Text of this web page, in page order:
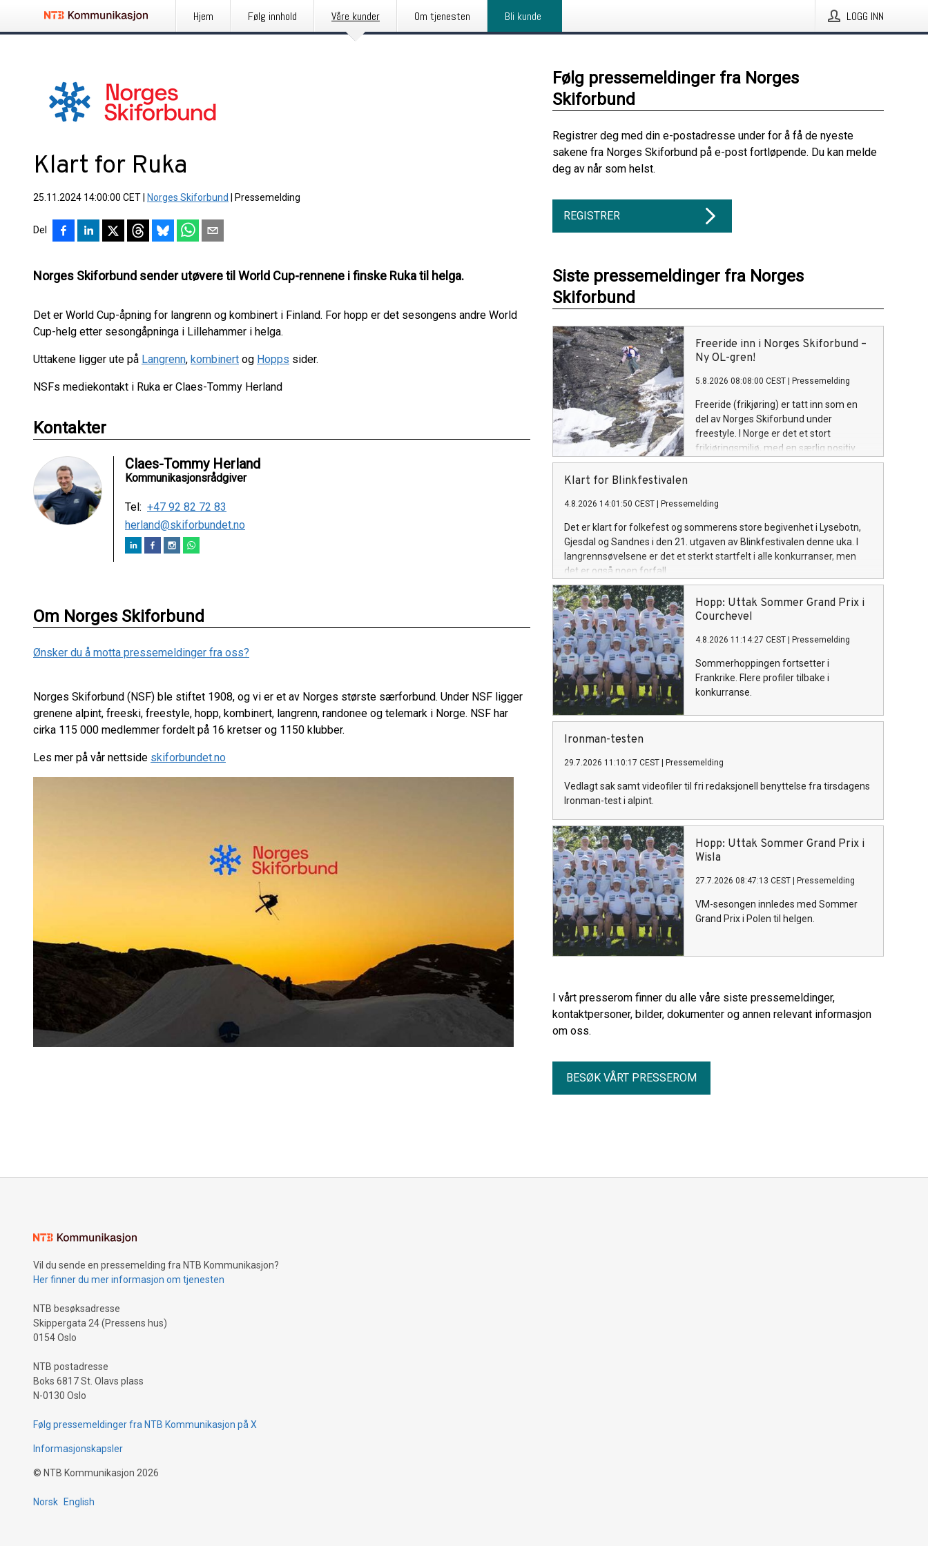
Hjem Følg innhold Våre kunder Om tjenesten Bli kunde LOGG INN
Klart for Ruka
25.11.2024 14:00:00 CET Norges Skiforbund Pressemelding
Del
Norges Skiforbund sender utøvere til World Cup-rennene i finske Ruka til helga.
Det er World Cup-åpning for langrenn og kombinert i Finland. For hopp er det sesongens andre World
Cup-helg etter sesongåpninga i Lillehammer i helga.
Uttakene ligger ute på Langrenn, kombinert og Hopps sider.
NSFs mediekontakt i Ruka er Claes-Tommy Herland
Kontakter
Claes-Tommy Herland
Kommunikasjonsrådgiver
Tel: +47 92 82 72 83
herland@skiforbundet.no
Om Norges Skiforbund
Ønsker du å motta pressemeldinger fra oss?
Norges Skiforbund (NSF) ble stiftet 1908, og vi er et av Norges største særforbund. Under NSF ligger
grenene alpint, freeski, freestyle, hopp, kombinert, langrenn, randonee og telemark i Norge. NSF har
cirka 115 000 medlemmer fordelt på 16 kretser og 1150 klubber.
Les mer på vår nettside skiforbundet.no
Følg pressemeldinger fra Norges
Skiforbund
Registrer deg med din e-postadresse under for å få de nyeste
sakene fra Norges Skiforbund på e-post fortløpende. Du kan melde
deg av når som helst.
REGISTRER
Siste pressemeldinger fra Norges
Skiforbund
Freeride inn i Norges Skiforbund –
Ny OL-gren!
5.8.2026 08:08:00 CEST Pressemelding
Freeride (frikjøring) er tatt inn som en
del av Norges Skiforbund under
freestyle. I Norge er det et stort
frikjøringsmiljø, med en særlig positiv
utvikling blant unge. Om fire år får
Klart for Blinkfestivalen
4.8.2026 14:01:50 CEST Pressemelding
Det er klart for folkefest og sommerens store begivenhet i Lysebotn,
Gjesdal og Sandnes i den 21. utgaven av Blinkfestivalen denne uka. I
langrennsøvelsene er det et sterkt startfelt i alle konkurranser, men
det er også noen forfall.
Hopp: Uttak Sommer Grand Prix i
Courchevel
4.8.2026 11:14:27 CEST Pressemelding
Sommerhoppingen fortsetter i
Frankrike. Flere profiler tilbake i
konkurranse.
Ironman-testen
29.7.2026 11:10:17 CEST Pressemelding
Vedlagt sak samt videofiler til fri redaksjonell benyttelse fra tirsdagens
Ironman-test i alpint.
Hopp: Uttak Sommer Grand Prix i
Wisla
27.7.2026 08:47:13 CEST Pressemelding
VM-sesongen innledes med Sommer
Grand Prix i Polen til helgen.
I vårt presserom finner du alle våre siste pressemeldinger,
kontaktpersoner, bilder, dokumenter og annen relevant informasjon
om oss.
BESØK VÅRT PRESSEROM
Vil du sende en pressemelding fra NTB Kommunikasjon?
Her finner du mer informasjon om tjenesten
NTB besøksadresse
Skippergata 24 (Pressens hus)
0154 Oslo
NTB postadresse
Boks 6817 St. Olavs plass
N-0130 Oslo
Følg pressemeldinger fra NTB Kommunikasjon på X
Informasjonskapsler
© NTB Kommunikasjon 2026
Norsk English